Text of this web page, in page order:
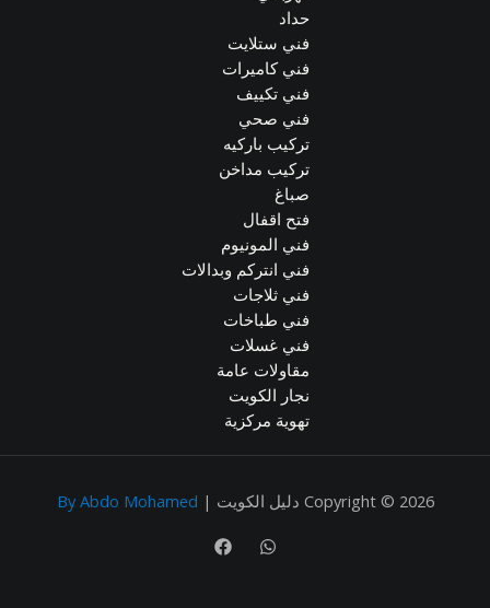
حداد
فني ستلايت
فني كاميرات
فني تكييف
فني صحي
تركيب باركيه
تركيب مداخن
صباغ
فتح اقفال
فني المونيوم
فني انتركم وبدالات
فني ثلاجات
فني طباخات
فني غسلات
مقاولات عامة
نجار الكويت
تهوية مركزية
Copyright © 2026 دليل الكويت | By Abdo Mohamed